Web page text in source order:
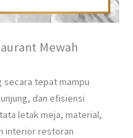
Mewah
secara tepat mampu
dan efisiensi
letak meja, material,
interior restoran